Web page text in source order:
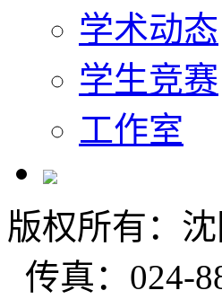
学术动态
学生竞赛
工作室
版权所有：
传真：024-